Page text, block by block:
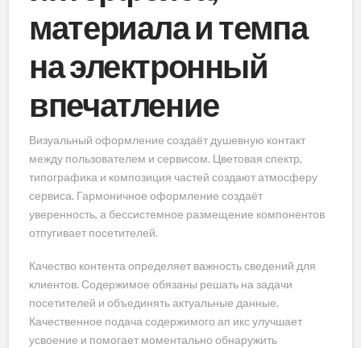
материала и темпа
на электронный
впечатление
Визуальный оформление создаёт душевную контакт
между пользователем и сервисом. Цветовая спектр,
типографика и композиция частей создают атмосферу
сервиса. Гармоничное оформление создаёт
уверенность, а бессистемное размещение компонентов
отпугивает посетителей.
Качество контента определяет важность сведений для
клиентов. Содержимое обязаны решать на задачи
посетителей и объединять актуальные данные.
Качественное подача содержимого ап икс улучшает
усвоение и помогает моментально обнаружить